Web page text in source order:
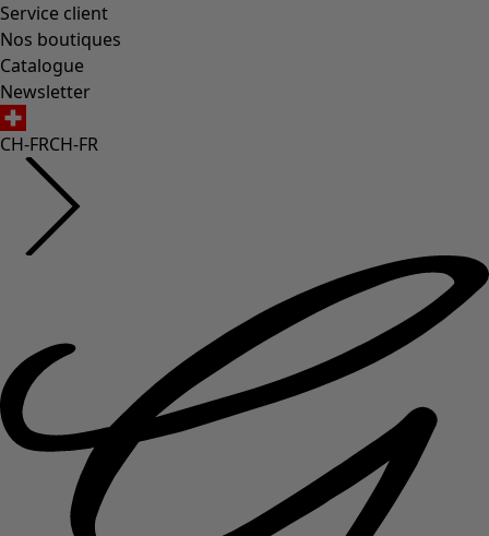
Service client
Nos boutiques
Catalogue
Newsletter
CH-FRCH-FR